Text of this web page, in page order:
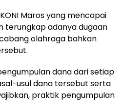
Maros yang mencapai
terungkap adanya dugaan
olahraga bahkan
dana dari setiap
usul dana tersebut serta
praktik pengumpulan